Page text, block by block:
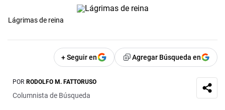
Lágrimas de reina
+ Seguir en Agregar Búsqueda en
POR RODOLFO M. FATTORUSO
Columnista de Búsqueda